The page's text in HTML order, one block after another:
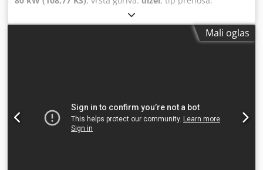
3.500 kg
03/2001, sledeća inspekcija (TÜV):05/2027, boja:plava,
, ukupna širina:
Električni retrovizori. Kuka za prikolicu maksimalno 2.000
kg (tahograf za vuču prikolice). Dozvoljena ukupna masa
vozila 3.500 kg / nosivost 945 kg. Maksimalna brzina 140
Mali oglas